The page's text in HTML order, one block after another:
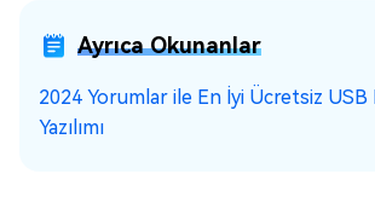
Ayrıca Okunanlar
2024 Yorumlar ile En İyi Ücretsiz
Yazılımı